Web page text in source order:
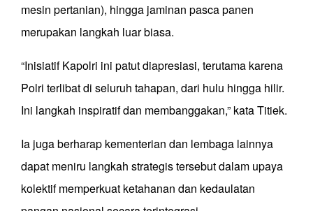
mesin pertanian), hingga jaminan pasca panen
merupakan langkah luar biasa.
“Inisiatif Kapolri ini patut diapresiasi, terutama karena
Polri terlibat di seluruh tahapan, dari hulu hingga hilir.
Ini langkah inspiratif dan membanggakan,” kata Titiek.
Ia juga berharap kementerian dan lembaga lainnya
dapat meniru langkah strategis tersebut dalam upaya
kolektif memperkuat ketahanan dan kedaulatan